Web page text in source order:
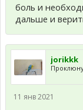
боль и
дальше и
jorikkk
11 янв 2021